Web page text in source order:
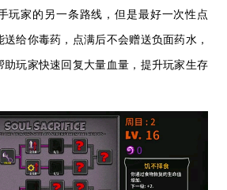
玩家的另一条路线，但是最好一次性点
给你毒药，点满后不会赠送负面药水，
助玩家快速回复大量血量，提升玩家生存